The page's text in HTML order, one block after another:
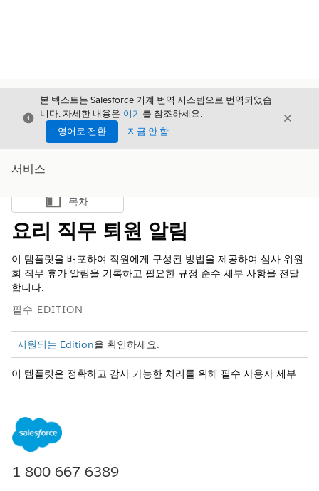
닫기
본 텍스트는 Salesforce 기계 번역 시스템으로 번역되었습
니다. 자세한 내용은 여기 를 참조하세요.
영어로 전환
지금 안 함
닫기
서비스
목차 표시
목차
요리 직무 퇴원 알림
이 템플릿을 배포하여 직원에게 구성된 방법을 제공하여 심사 위원
회 직무 휴가 알림을 기록하고 필요한 규정 준수 세부 사항을 전달
합니다.
필수 EDITION
지원되는 Edition을 확인하세요.
이 템플릿은 정확하고 감사 가능한 처리를 위해 필수 사용자 세부
인테이크 특성
이 템플릿의 인테이크 양식은 직원에게 다음 세부 사항을 수집합니
다. 법적 고지 사항, 요약 문서, 백업 또는 보장 계획, 시작 일자, 예
1-800-667-6389